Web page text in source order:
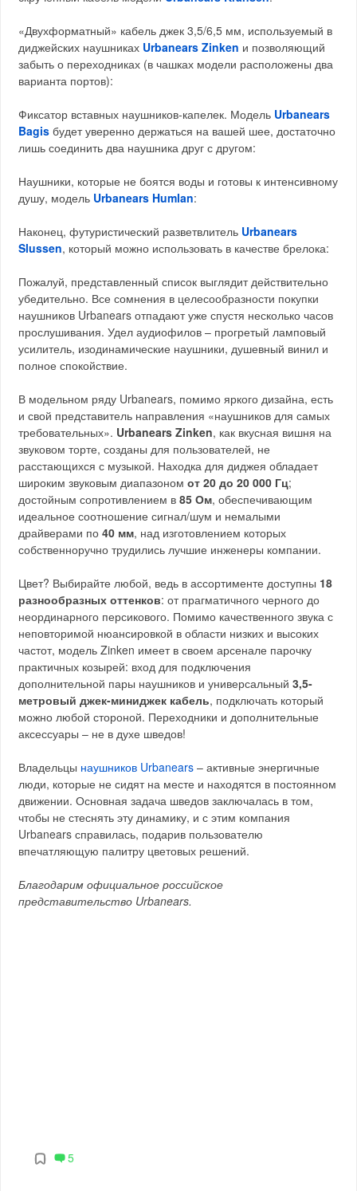
«Двухформатный» кабель джек 3,5/6,5 мм, используемый в
диджейских наушниках Urbanears Zinken и позволяющий
забыть о переходниках (в чашках модели расположены два
варианта портов):
Фиксатор вставных наушников-капелек. Модель Urbanears
Bagis будет уверенно держаться на вашей шее, достаточно
лишь соединить два наушника друг с другом:
Наушники, которые не боятся воды и готовы к интенсивному
душу, модель Urbanears Humlan:
Наконец, футуристический разветвлитель Urbanears
Slussen, который можно использовать в качестве брелока:
Пожалуй, представленный список выглядит действительно
убедительно. Все сомнения в целесообразности покупки
наушников Urbanears отпадают уже спустя несколько часов
прослушивания. Удел аудиофилов – прогретый ламповый
усилитель, изодинамические наушники, душевный винил и
полное спокойствие.
В модельном ряду Urbanears, помимо яркого дизайна, есть
и свой представитель направления «наушников для самых
требовательных». Urbanears Zinken, как вкусная вишня на
звуковом торте, созданы для пользователей, не
расстающихся с музыкой. Находка для диджея обладает
широким звуковым диапазономот 20 до 20 000 Гц;
достойным сопротивлением в85 Ом, обеспечивающим
идеальное соотношение сигнал/шум и немалыми
драйверами по40 мм, над изготовлением которых
собственноручно трудились лучшие инженеры компании.
Цвет? Выбирайте любой, ведь в ассортименте доступны 18
разнообразных оттенков: от прагматичного черного до
неординарного персикового. Помимо качественного звука с
неповторимой нюансировкой в области низких и высоких
частот, модель Zinken имеет в своем арсенале парочку
практичных козырей: вход для подключения
дополнительной пары наушников и универсальный 3,5-
метровый джек-миниджек кабель, подключать который
можно любой стороной. Переходники и дополнительные
аксессуары – не в духе шведов!
Владельцы наушников Urbanears– активные энергичные
люди, которые не сидят на месте и находятся в постоянном
движении. Основная задача шведов заключалась в том,
чтобы не стеснять эту динамику, и с этим компания
Urbanears справилась, подарив пользователю
впечатляющую палитру цветовых решений.
Благодарим официальное российское
представительство Urbanears.
5